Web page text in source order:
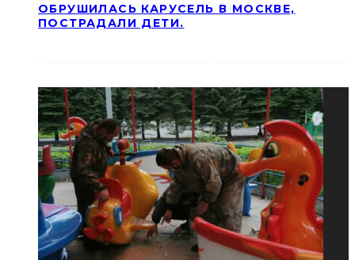
ОБРУШИЛАСЬ КАРУСЕЛЬ В МОСКВЕ,
ПОСТРАДАЛИ ДЕТИ.